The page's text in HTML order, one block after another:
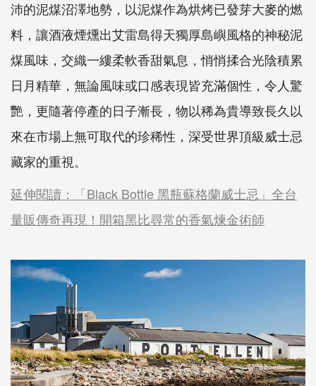
沛的泥煤沼澤地勢，以泥煤作為烘烤已發芽大麥的燃
料，讓酒液煙燻出艾雷島得天獨厚島嶼風格的神秘泥
煤風味，交織一縷柔軟香甜氣息，悄悄揉合光陰積累
日月精華，無論風味或口感表現皆充滿個性，令人驚
艷，更隨著停產的日子漸長，物以稀為貴導致長久以
來在市場上無可取代的珍稀性，深受世界頂級威士忌
藏家的重視。
延伸閱讀：「Black Bottle 黑瓶蘇格蘭威士忌」全台
量販傳奇再現！開箱黑比尋常的香氣煉金術師